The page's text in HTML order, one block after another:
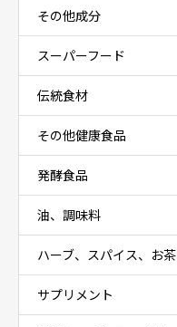
その他成分
スーパーフード
伝統食材
その他健康食品
発酵食品
油、調味料
ハーブ、スパイス、お茶
サプリメント